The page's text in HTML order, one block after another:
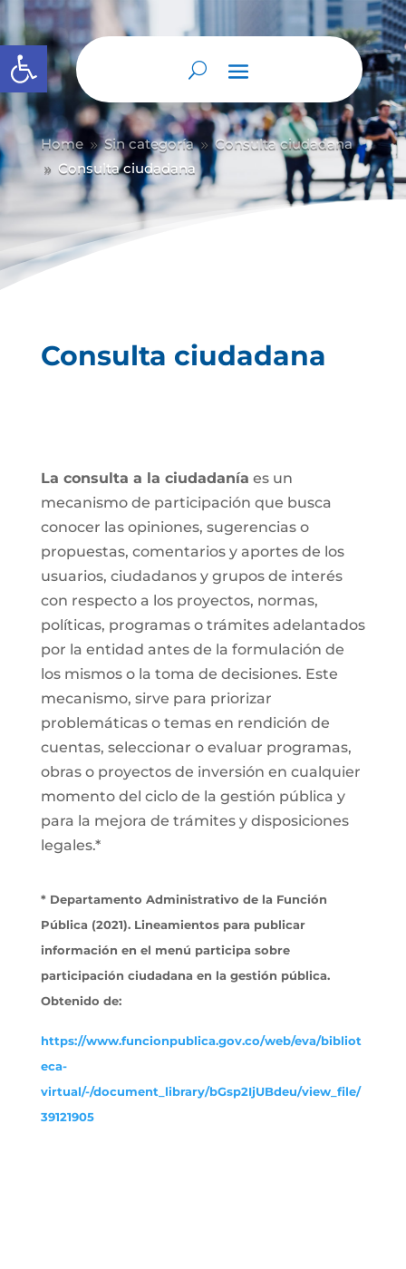
Abrir barra de herramientas
Home 9 Sin categoría 9 Consulta ciudadana
9 Consulta ciudadana
Consulta ciudadana
La consulta a la ciudadanía es un
mecanismo de participación que busca
conocer las opiniones, sugerencias o
propuestas, comentarios y aportes de los
usuarios, ciudadanos y grupos de interés
con respecto a los proyectos, normas,
políticas, programas o trámites adelantados
por la entidad antes de la formulación de
los mismos o la toma de decisiones. Este
mecanismo, sirve para priorizar
problemáticas o temas en rendición de
cuentas, seleccionar o evaluar programas,
obras o proyectos de inversión en cualquier
momento del ciclo de la gestión pública y
para la mejora de trámites y disposiciones
legales.*
* Departamento Administrativo de la Función
Pública (2021). Lineamientos para publicar
información en el menú participa sobre
participación ciudadana en la gestión pública.
Obtenido de:
https://www.funcionpublica.gov.co/web/eva/bibliot
eca-
virtual/-/document_library/bGsp2IjUBdeu/view_file/
39121905